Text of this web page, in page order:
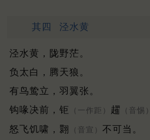
其四 泾水黄
泾水黄，陇野茫。
负太白，腾天狼。
有鸟鸷立，羽翼张。
钩喙决前，钜
（一作距） 趯 （音惕）
怒飞饥啸，翾
（音宣） 不可当。